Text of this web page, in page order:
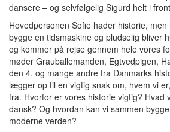
dansere – og selvfølgelig Sigurd helt i
Hovedpersonen Sofie hader historie,
bygge en tidsmaskine og pludselig bliver
og kommer på rejse gennem hele vores
møder Grauballemanden, Egtvedpigen,
den 4. og mange andre fra Danmarks
lægger op til en vigtig snak om, hvem vi
fra. Hvorfor er vores historie vigtig? Hvad
dansk? Og hvordan kan vi sammen
moderne verden?